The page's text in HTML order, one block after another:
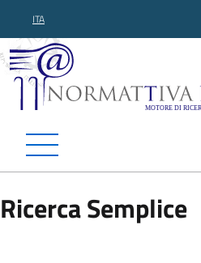
ITA
Normattiva
Ricerca Semplice